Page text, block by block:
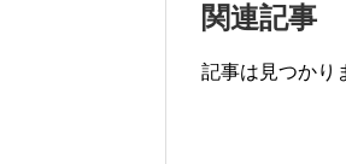
関連記事
記事は見つかり